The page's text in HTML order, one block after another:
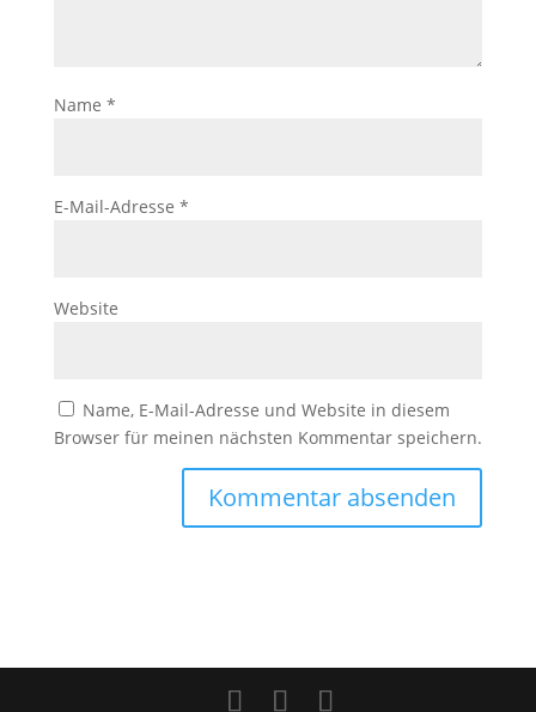
Name *
E-Mail-Adresse *
Website
Name, E-Mail-Adresse und Website in diesem
Browser für meinen nächsten Kommentar speichern.